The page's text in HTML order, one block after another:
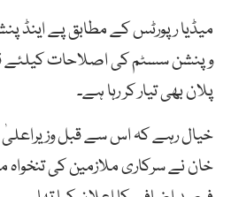
میڈیا رپورٹس کے مطابق پے اینڈ
وپنشن سسٹم کی اصلاحات کیلئے
پلان بھی تیار کر رہا ہے۔
خیال رہے کہ اس سے قبل وزیراعلیٰ